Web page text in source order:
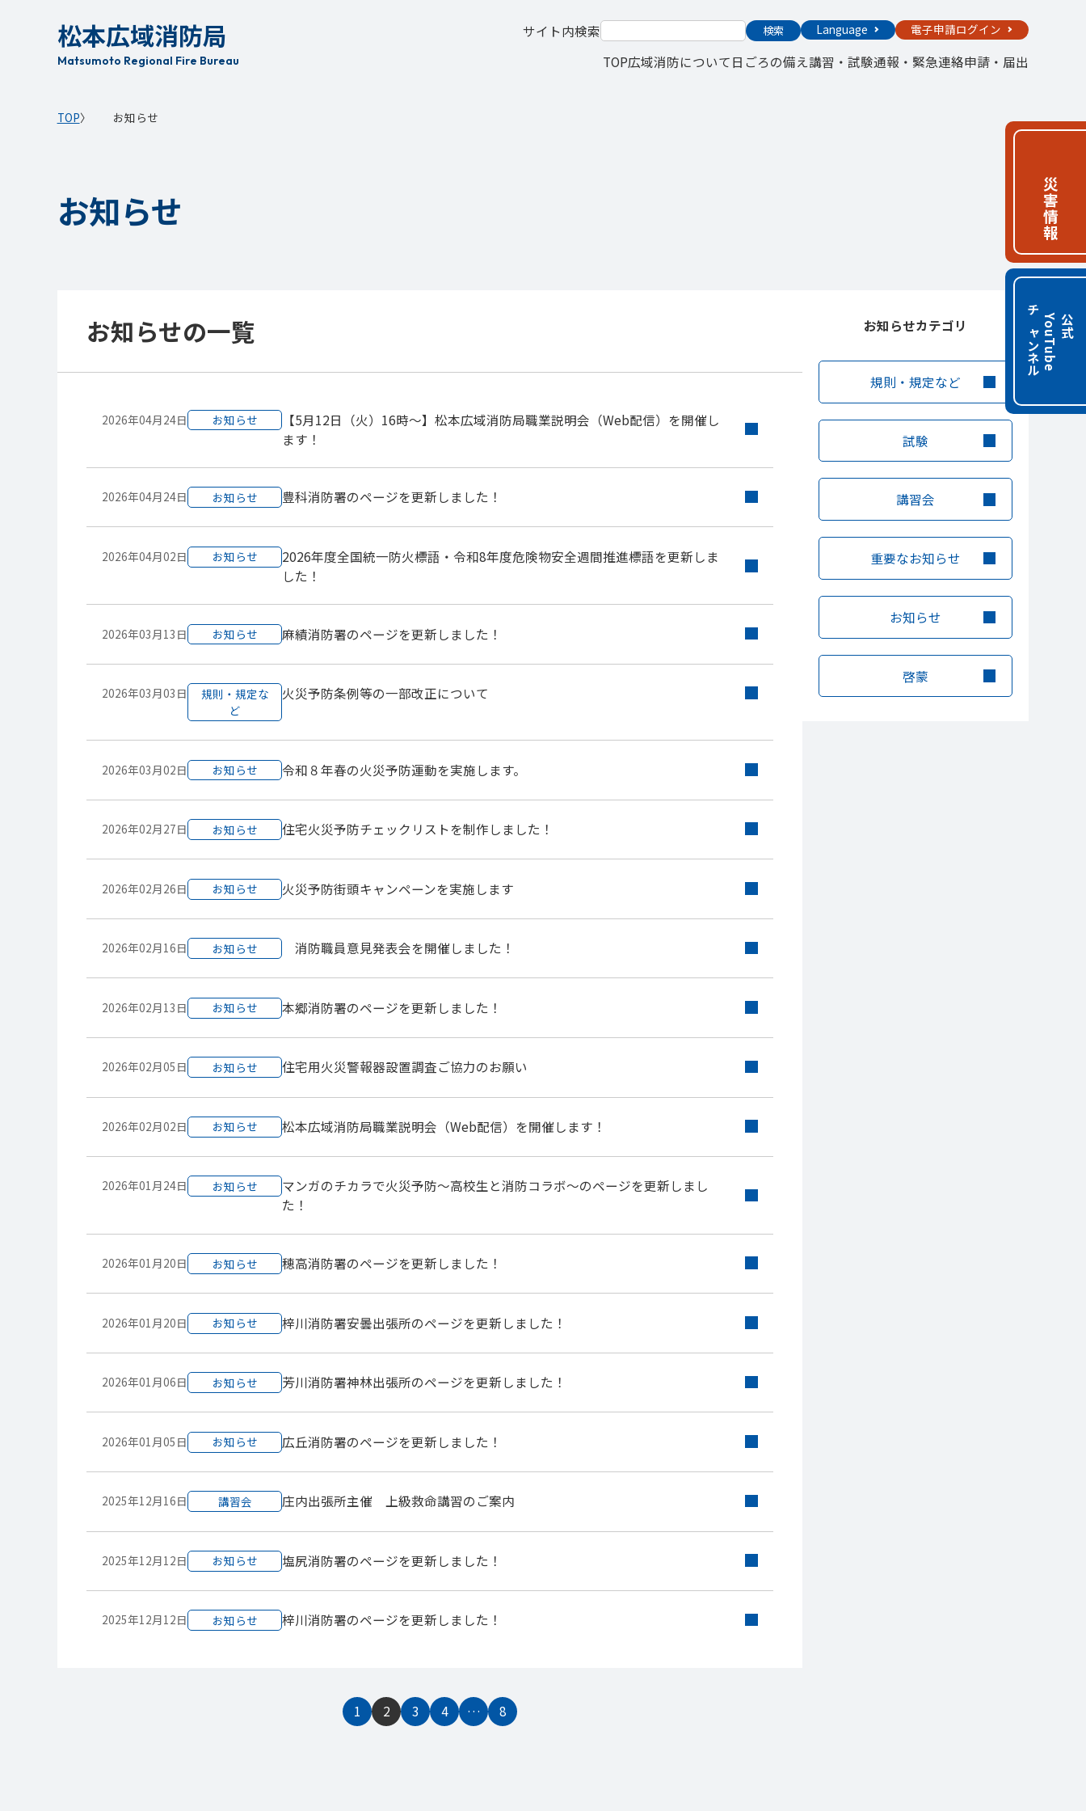
松本広域消防局
Matsumoto Regional Fire Bureau
サイト内検索 検索 Language 電子申請ログイン
TOP広域消防について日ごろの備え講習・試験通報・緊急連絡申請・届出
災害情報
公
式
Y
o
u
T
u
b
e
チャンネル
TOP お知らせ
お知らせ
お知らせの一覧
2026年04月24日 お知らせ
【5月12日（火）16時～】松本広域消防局職業説明会（Web配信）を開催し
ます！
2026年04月24日 お知らせ 豊科消防署のページを更新しました！
2026年04月02日 お知らせ
2026年度全国統一防火標語・令和8年度危険物安全週間推進標語を更新しま
した！
2026年03月13日 お知らせ 麻績消防署のページを更新しました！
2026年03月03日
規則・規定な
ど
火災予防条例等の一部改正について
2026年03月02日 お知らせ 令和８年春の火災予防運動を実施します。
2026年02月27日 お知らせ 住宅火災予防チェックリストを制作しました！
2026年02月26日 お知らせ 火災予防街頭キャンペーンを実施します
2026年02月16日 お知らせ 消防職員意見発表会を開催しました！
2026年02月13日 お知らせ 本郷消防署のページを更新しました！
2026年02月05日 お知らせ 住宅用火災警報器設置調査ご協力のお願い
2026年02月02日 お知らせ 松本広域消防局職業説明会（Web配信）を開催します！
2026年01月24日 お知らせ
マンガのチカラで火災予防～高校生と消防コラボ～のページを更新しまし
た！
2026年01月20日 お知らせ 穂高消防署のページを更新しました！
2026年01月20日 お知らせ 梓川消防署安曇出張所のページを更新しました！
2026年01月06日 お知らせ 芳川消防署神林出張所のページを更新しました！
2026年01月05日 お知らせ 広丘消防署のページを更新しました！
2025年12月16日 講習会 庄内出張所主催 上級救命講習のご案内
2025年12月12日 お知らせ 塩尻消防署のページを更新しました！
2025年12月12日 お知らせ 梓川消防署のページを更新しました！
1 2 3 4 … 8
お知らせカテゴリ
規則・規定など
試験
講習会
重要なお知らせ
お知らせ
啓蒙